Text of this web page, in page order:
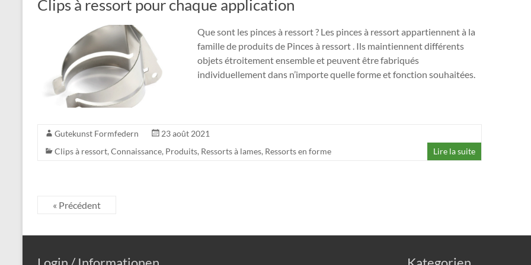
Clips à ressort pour chaque application
Que sont les pinces à ressort ? Les pinces à ressort appartiennent à la
famille de produits de Pinces à ressort . Ils maintiennent différents
objets étroitement ensemble et peuvent être fabriqués
individuellement dans n’importe quelle forme et fonction souhaitées.
Gutekunst Formfedern
23 août 2021
Clips à ressort, Connaissance, Produits, Ressorts à lames, Ressorts en forme Lire la suite
« Précédent